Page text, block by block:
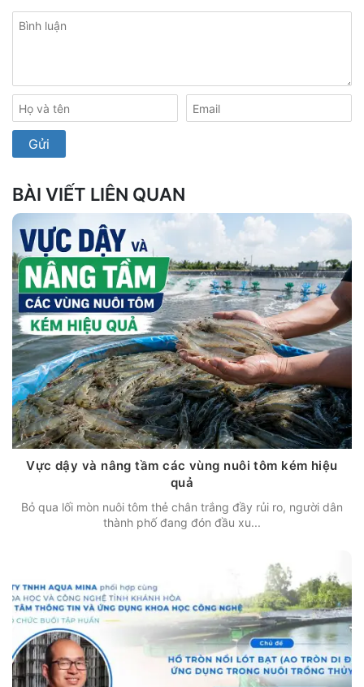
BÀI VIẾT LIÊN QUAN
Vực dậy và nâng tầm các vùng nuôi tôm kém hiệu
quả
Bỏ qua lối mòn nuôi tôm thẻ chân trắng đầy rủi ro, người dân
thành phố đang đón đầu xu...